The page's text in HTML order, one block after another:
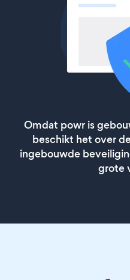
Omdat powr is
beschikt het over
ingebouwde
grote